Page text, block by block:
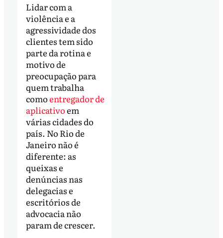
Lidar com a
violência e a
agressividade dos
clientes tem sido
parte da rotina e
motivo de
preocupação para
quem trabalha
comoentregador de
aplicativoem
várias cidades do
país. No Rio de
Janeiro não é
diferente: as
queixas e
denúncias nas
delegacias e
escritórios de
advocacia não
param de crescer.